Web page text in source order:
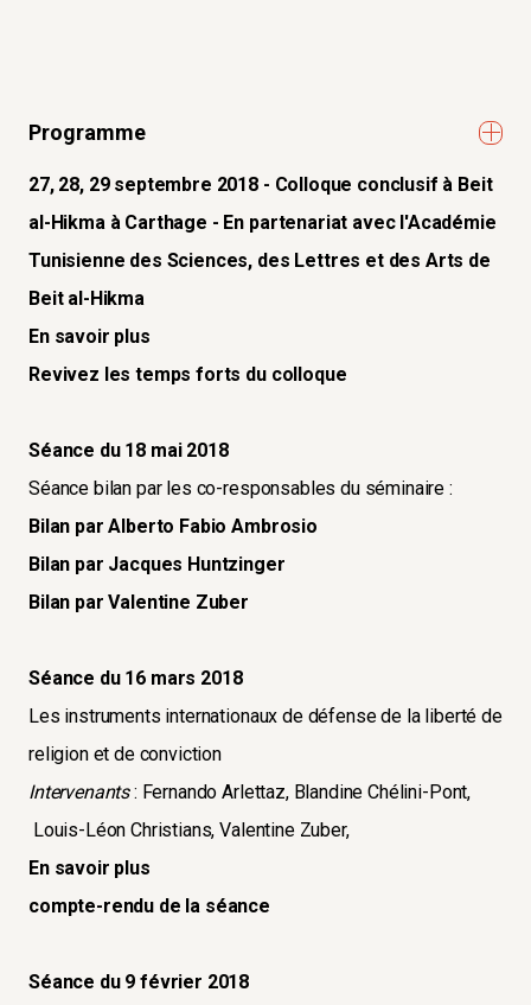
Programme
27, 28, 29 septembre 2018 - Colloque conclusif à Beit
al-Hikma à Carthage - En partenariat avec l'Académie
Tunisienne des Sciences, des Lettres et des Arts de
Beit al-Hikma
En savoir plus
Revivez les temps forts du colloque
Séance du 18 mai 2018
Séance bilan par les co-responsables du séminaire :
Bilan par Alberto Fabio Ambrosio
Bilan par Jacques Huntzinger
Bilan par Valentine Zuber
Séance du 16 mars 2018
Les instruments internationaux de défense de la liberté de
religion et de conviction
Intervenants: Fernando Arlettaz, Blandine Chélini-Pont,
Louis-Léon Christians, Valentine Zuber,
En savoir plus
compte-rendu de la séance
Séance du 9 février 2018